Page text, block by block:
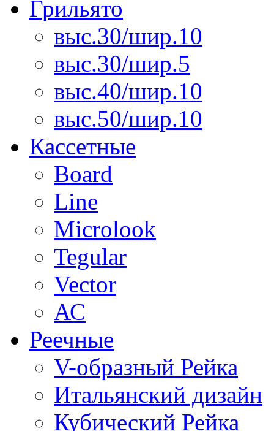
Грильято
выс.30/шир.10
выс.30/шир.5
выс.40/шир.10
выс.50/шир.10
Кассетные
Board
Line
Microlook
Tegular
Vector
АС
Реечные
V-образный Рейка
Итальянский дизайн
Кубический Рейка